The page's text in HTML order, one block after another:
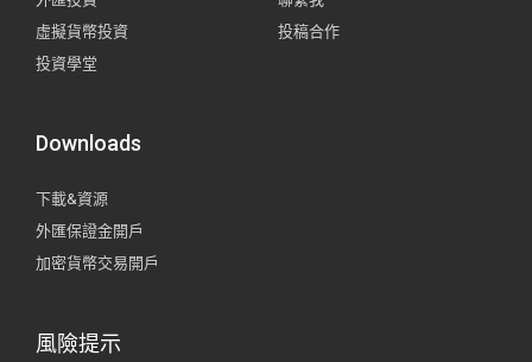
虛擬貨幣投資
投資學堂
投稿合作
Downloads
下載&資源
外匯保證金開戶
加密貨幣交易開戶
風險提示